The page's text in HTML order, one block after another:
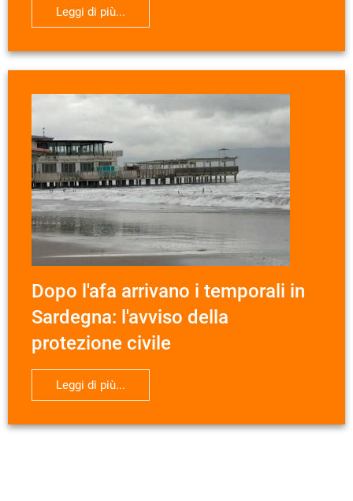
Leggi di più...
Dopo l'afa arrivano i temporali in
Sardegna: l'avviso della
protezione civile
Leggi di più...